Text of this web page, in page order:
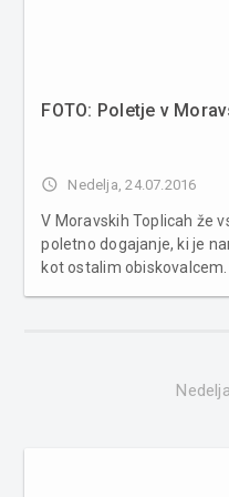
FOTO: Poletje v
access_time Nedelja, 24.07.2016
V Moravskih Toplicah že
poletno dogajanje, ki je
kot ostalim